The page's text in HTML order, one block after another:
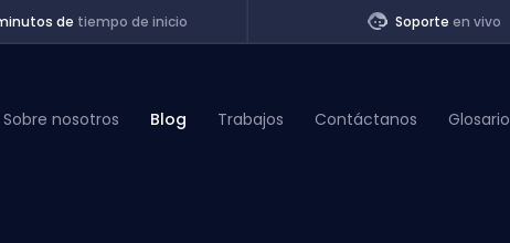
de tiempo de inicio Soporteen vivo
Sobre nosotros Blog Trabajos Contáctanos Glosario